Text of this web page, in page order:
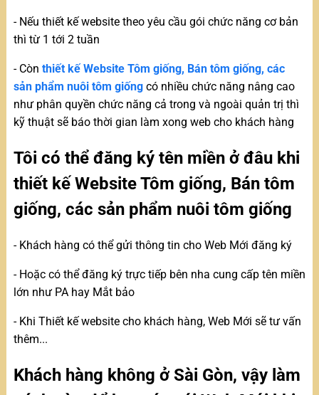
- Nếu thiết kế website theo yêu cầu gói chức năng cơ bản
thì từ 1 tới 2 tuần
- Còn thiết kế Website Tôm giống, Bán tôm giống, các
sản phẩm nuôi tôm giốngcó nhiều chức năng nâng cao
như phân quyền chức năng cả trong và ngoài quản trị thì
kỹ thuật sẽ báo thời gian làm xong web cho khách hàng
Tôi có thể đăng ký tên miền ở đâu khi
thiết kế Website Tôm giống, Bán tôm
giống, các sản phẩm nuôi tôm giống
- Khách hàng có thể gửi thông tin cho Web Mới đăng ký
- Hoặc có thể đăng ký trực tiếp bên nha cung cấp tên miền
lớn như PA hay Mắt bảo
- Khi Thiết kế website cho khách hàng, Web Mới sẽ tư vấn
thêm...
Khách hàng không ở Sài Gòn, vậy làm